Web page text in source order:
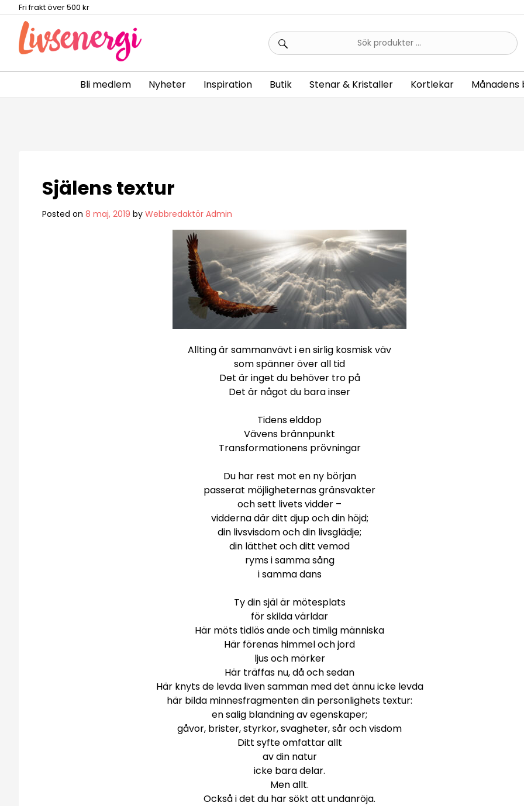
Fri frakt över 500 kr
Sök
efter:
Bli medlem Nyheter Inspiration Butik Stenar & Kristaller Kortlekar Månadens
Själens textur
Posted on 8 maj, 2019 by Webbredaktör Admin
Allting är sammanvävt i en sirlig kosmisk väv
som spänner över all tid
Det är inget du behöver tro på
Det är något du bara inser
Tidens elddop
Vävens brännpunkt
Transformationens prövningar
Du har rest mot en ny början
passerat möjligheternas gränsvakter
och sett livets vidder –
vidderna där ditt djup och din höjd;
din livsvisdom och din livsglädje;
din lätthet och ditt vemod
ryms i samma sång
i samma dans
Ty din själ är mötesplats
för skilda världar
Här möts tidlös ande och timlig människa
Här förenas himmel och jord
ljus och mörker
Här träffas nu, då och sedan
Här knyts de levda liven samman med det ännu icke levda
här bilda minnesfragmenten din personlighets textur:
en salig blandning av egenskaper;
gåvor, brister, styrkor, svagheter, sår och visdom
Ditt syfte omfattar allt
av din natur
icke bara delar.
Men allt.
Också i det du har sökt att undanröja.